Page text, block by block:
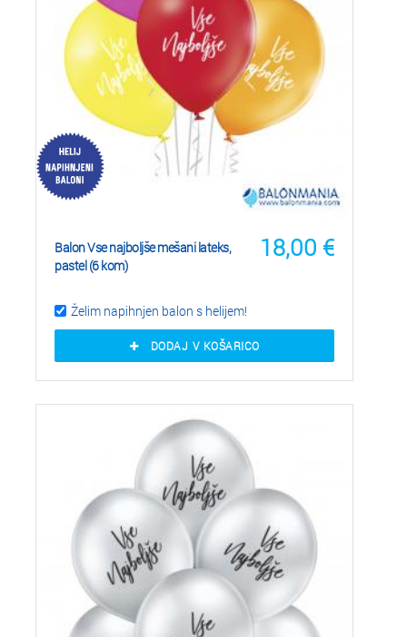
18,00 €
Balon Vse najboljše mešani lateks,
pastel (6 kom)
Želim napihnjen balon s helijem!
DODAJ V KOŠARICO